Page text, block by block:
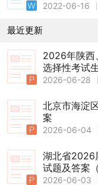
2022-06-16
最近更新
2026年陕西
选择性考试
2026-06-28
北京市海淀
案
2026-06-04
湖北省2026
试题及答案
2026-06-03